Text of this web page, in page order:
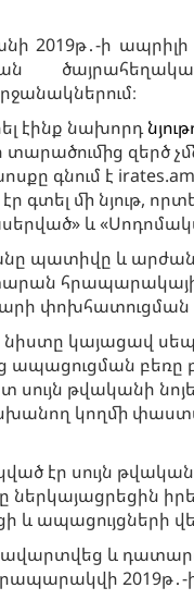
2019թ․-ի
էինք նախորդ
զերծ
գնում է
գտել մի նյութ,
և
պատիվը և
հրապարակային
փոխհատուցման
կայացավ
բեռը
սույն թվականի
կողմի
էր սույն
ներկայացրեցին
և ապացույցների
ավարտվեց և
2019թ․-